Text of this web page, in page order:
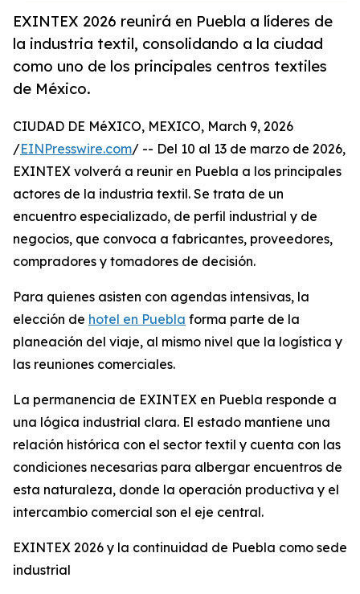
EXINTEX 2026 reunirá en Puebla a líderes de
la industria textil, consolidando a la ciudad
como uno de los principales centros textiles
de México.
CIUDAD DE MéXICO, MEXICO, March 9, 2026
/EINPresswire.com/ -- Del 10 al 13 de marzo de 2026,
EXINTEX volverá a reunir en Puebla a los principales
actores de la industria textil. Se trata de un
encuentro especializado, de perfil industrial y de
negocios, que convoca a fabricantes, proveedores,
compradores y tomadores de decisión.
Para quienes asisten con agendas intensivas, la
elección de hotel en Puebla forma parte de la
planeación del viaje, al mismo nivel que la logística y
las reuniones comerciales.
La permanencia de EXINTEX en Puebla responde a
una lógica industrial clara. El estado mantiene una
relación histórica con el sector textil y cuenta con las
condiciones necesarias para albergar encuentros de
esta naturaleza, donde la operación productiva y el
intercambio comercial son el eje central.
EXINTEX 2026 y la continuidad de Puebla como sede
industrial